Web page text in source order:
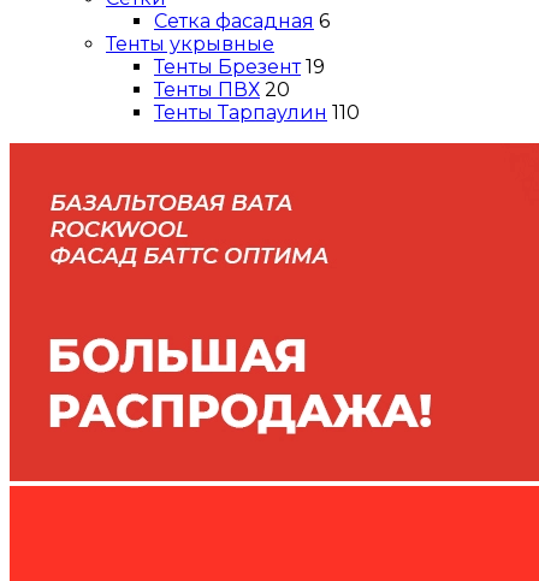
Сетка фасадная 6
Тенты укрывные
Тенты Брезент 19
Тенты ПВХ 20
Тенты Тарпаулин 110